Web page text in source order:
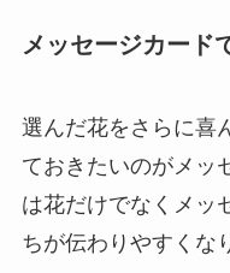
メッセージカード
選んだ花をさらに喜
ておきたいのがメッ
は花だけでなくメッ
ちが伝わりやすくな